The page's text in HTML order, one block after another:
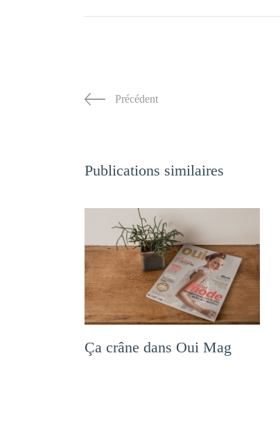
Précédent
Publications similaires
Ça crâne dans Oui Mag